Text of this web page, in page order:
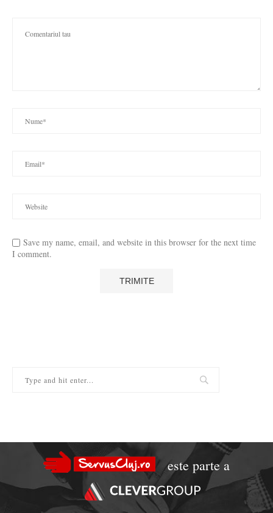
Save my name, email, and website in this browser for the next time
I comment.
este parte a